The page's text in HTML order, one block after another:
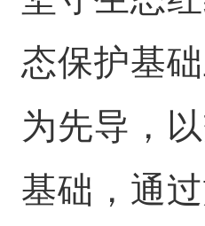
态保护基
为先导，
基础，通